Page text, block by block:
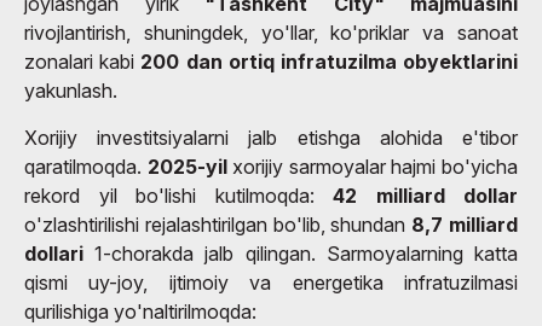
rivojlantirish, shuningdek, yo'llar, ko'priklar va sanoat
zonalari kabi 200 dan ortiq infratuzilma obyektlarini
yakunlash.
Xorijiy investitsiyalarni jalb etishga alohida e'tibor
qaratilmoqda. 2025-yilxorijiy sarmoyalar hajmi bo'yicha
rekord yil bo'lishi kutilmoqda: 42 milliard dollar
o'zlashtirilishi rejalashtirilgan bo'lib, shundan 8,7 milliard
dollari 1-chorakda jalb qilingan. Sarmoyalarning katta
qismi uy-joy, ijtimoiy va energetika infratuzilmasi
qurilishiga yo'naltirilmoqda: